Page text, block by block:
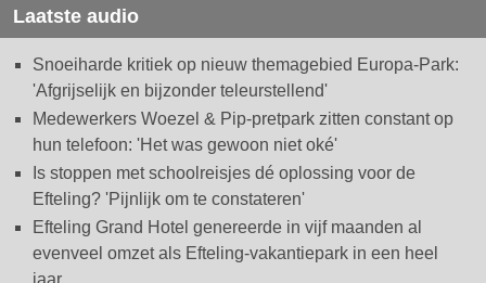
Laatste audio
Snoeiharde kritiek op nieuw themagebied Europa-Park:
'Afgrijselijk en bijzonder teleurstellend'
Medewerkers Woezel & Pip-pretpark zitten constant op
hun telefoon: 'Het was gewoon niet oké'
Is stoppen met schoolreisjes dé oplossing voor de
Efteling? 'Pijnlijk om te constateren'
Efteling Grand Hotel genereerde in vijf maanden al
evenveel omzet als Efteling-vakantiepark in een heel
jaar